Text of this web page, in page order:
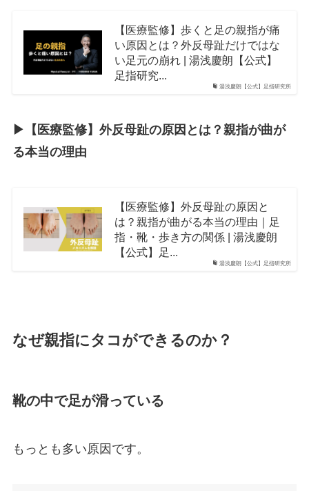
湯浅慶朗【公式】足指研究所
【医療監修】歩くと足の親指が痛
い原因とは？外反母趾だけではな
い足元の崩れ | 湯浅慶朗【公式】
足指研究...
▶︎【医療監修】外反母趾の原因とは？親指が曲が
る本当の理由
湯浅慶朗【公式】足指研究所
【医療監修】外反母趾の原因と
は？親指が曲がる本当の理由｜足
指・靴・歩き方の関係 | 湯浅慶朗
【公式】足...
なぜ親指にタコができるのか？
靴の中で足が滑っている
もっとも多い原因です。